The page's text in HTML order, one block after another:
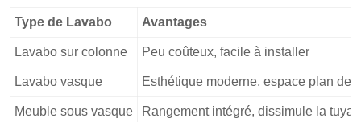
Type de Lavabo Avantages
Lavabo sur colonne Peu coûteux, facile à installer
Lavabo vasque Esthétique moderne, espace plan de
Meuble sous vasque Rangement intégré, dissimule la